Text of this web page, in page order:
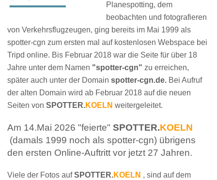
Planespotting, dem
beobachten und fotografieren
von Verkehrsflugzeugen, ging bereits im Mai 1999 als
spotter-cgn zum ersten mal auf kostenlosen Webspace bei
Tripd online. Bis Februar 2018 war die Seite für über 18
Jahre unter dem Namen "spotter-cgn" zu erreichen,
später auch unter der Domain spotter-cgn.de. Bei Aufruf
der alten Domain wird ab Februar 2018 auf die neuen
Seiten von SPOTTER.KOELN weitergeleitet.
Am 14.Mai 2026 "feierte" SPOTTER.KOELN
(damals 1999 noch als spotter-cgn) übrigens
den ersten Online-Auftritt vor jetzt 27 Jahren.
Viele der Fotos aufSPOTTER.KOELN , sind auf dem